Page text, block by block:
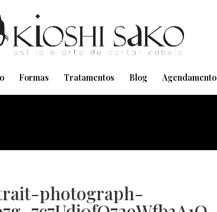
Formas Tratamentos Blog Agendamento
photograph-
em transformar seu Visual??
Agende pelo Whatsapp